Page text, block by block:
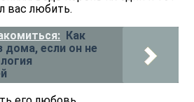
вас любить.
Как
дома, если он не